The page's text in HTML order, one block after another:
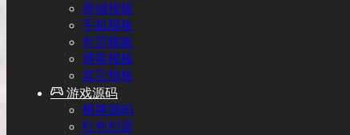
商城模板
手机模板
外贸模板
博客模板
其它模板
游戏源码
棋牌源码
红包扫雷